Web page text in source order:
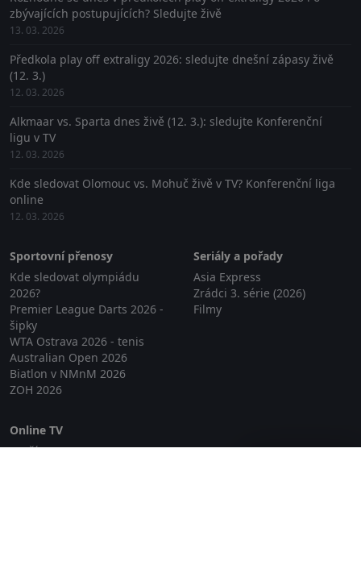
zbývajících postupujících? Sledujte živě
13. 03. 2026
Předkola play off extraligy 2026: sledujte dnešní zápasy živě
(12. 3.)
12. 03. 2026
Alkmaar vs. Sparta dnes živě (12. 3.): sledujte Konferenční
ligu v TV
12. 03. 2026
Kde sledovat Olomouc vs. Mohuč živě v TV? Konferenční liga
online
12. 03. 2026
Sportovní přenosy
Kde sledovat olympiádu
2026?
Premier League Darts 2026 -
šipky
WTA Ostrava 2026 - tenis
Australian Open 2026
Biatlon v NMnM 2026
ZOH 2026
Seriály a pořady
Asia Express
Zrádci 3. série (2026)
Filmy
Online TV
Lepší.TV